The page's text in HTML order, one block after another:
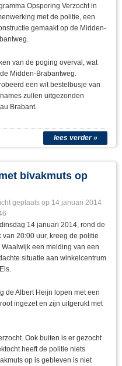
Opsporing Verzocht in
met de politie, een
gemaakt op de Midden-
van de poging overval, wat
Midden-Brabantweg.
een wit bestelbusje van
zullen uitgezonden
Brabant.
lees verder »
bivakmuts op
geplaats op 14 januari 2014
14 januari 2014, rond de
van 20:00 uur, kreeg de politie
Waalwijk een melding van een
situatie aan winkelcentrum
de Albert Heijn lopen met een
ingezet en zijn uitgerukt met
Ook buiten is er gezocht
heeft de politie niets
op is gebleven is niet